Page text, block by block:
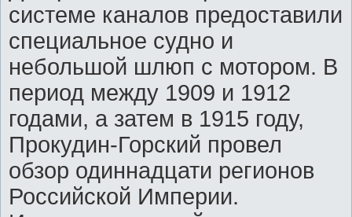
системе каналов предоставили
специальное судно и
небольшой шлюп с мотором. В
период между 1909 и 1912
годами, а затем в 1915 году,
Прокудин-Горский провел
обзор одиннадцати регионов
Российской Империи.